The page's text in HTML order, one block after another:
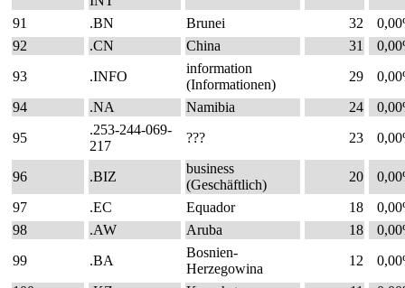
91
.BN Brunei 32
92
.CN China 31
93
.INFO
information
(Informationen)
29
94
.NA Namibia 24
95
.253-244-069-
217
??? 23
96 .BIZ
business
(Geschäftlich)
20
97
.EC Equador 18
98
.AW Aruba 18
99
.BA
Bosnien-
Herzegowina
12